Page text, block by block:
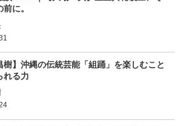
に。
樹】沖縄の伝統芸能「組踊」を楽しむこと
れる力